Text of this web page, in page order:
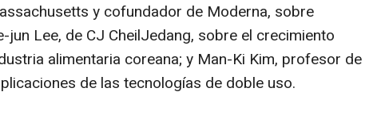
y cofundador de Moderna, sobre
jun Lee, de CJ CheilJedang, sobre el crecimiento
alimentaria coreana; y Man-Ki Kim, profesor de
de las tecnologías de doble uso.